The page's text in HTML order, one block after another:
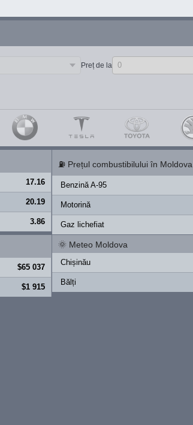
Preț de la
17.16
20.19
3.86
⛽ Prețul combustibilului în Moldova
Benzină A-95
Motorină
Gaz lichefiat
$65 037
$1 915
🌞 Meteo Moldova
Chișinău
Bălți